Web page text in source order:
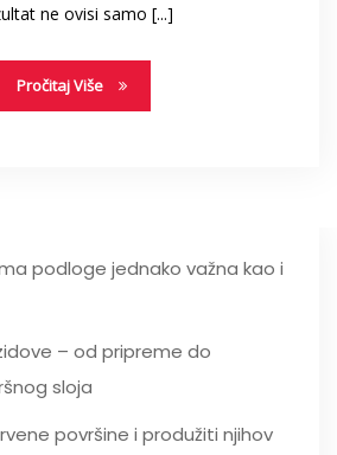
ne ovisi samo [...]
Pročitaj Više
podloge jednako važna kao i
– od pripreme do
sloja
površine i produžiti njihov